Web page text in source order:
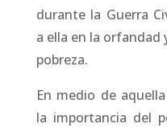
durante la Guerra
a ella en la orfandad
pobreza.
En medio de
la importancia del